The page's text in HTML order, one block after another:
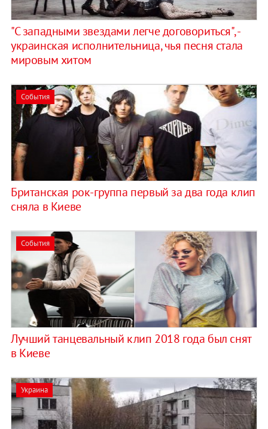
"С западными звездами легче договориться", -
украинская исполнительница, чья песня стала
мировым хитом
События
Британская рок-группа первый за два года клип
сняла в Киеве
События
Лучший танцевальный клип 2018 года был снят
в Киеве
Украина